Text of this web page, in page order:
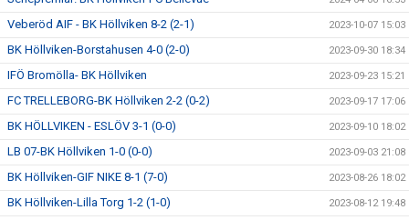
Veberöd AIF - BK Höllviken 8-2 (2-1) 2023-10-07 15:03
BK Höllviken-Borstahusen 4-0 (2-0) 2023-09-30 18:34
IFÖ Bromölla- BK Höllviken 2023-09-23 15:21
FC TRELLEBORG-BK Höllviken 2-2 (0-2) 2023-09-17 17:06
BK HÖLLVIKEN - ESLÖV 3-1 (0-0) 2023-09-10 18:02
LB 07-BK Höllviken 1-0 (0-0) 2023-09-03 21:08
BK Höllviken-GIF NIKE 8-1 (7-0) 2023-08-26 18:02
BK Höllviken-Lilla Torg 1-2 (1-0) 2023-08-12 19:48